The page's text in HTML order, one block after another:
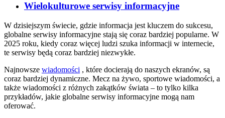
Wielokulturowe serwisy informacyjne
W dzisiejszym świecie, gdzie informacja jest kluczem do sukcesu,
globalne serwisy informacyjne stają się coraz bardziej popularne. W
2025 roku, kiedy coraz więcej ludzi szuka informacji w internecie,
te serwisy będą coraz bardziej niezwykłe.
Najnowsze wiadomości , które docierają do naszych ekranów, są
coraz bardziej dynamiczne. Mecz na żywo, sportowe wiadomości, a
także wiadomości z różnych zakątków świata – to tylko kilka
przykładów, jakie globalne serwisy informacyjne mogą nam
oferować.